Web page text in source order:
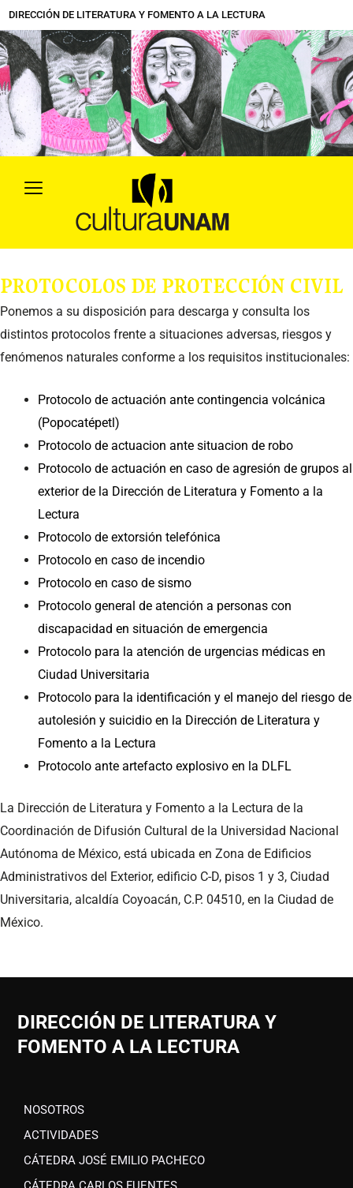
al
contenido
DIRECCIÓN DE LITERATURA Y FOMENTO A LA LECTURA
PROTOCOLOS DE PROTECCIÓN CIVIL
Ponemos a su disposición para descarga y consulta los
distintos protocolos frente a situaciones adversas, riesgos y
fenómenos naturales conforme a los requisitos institucionales:
Protocolo de actuación ante contingencia volcánica
(Popocatépetl)
Protocolo de actuacion ante situacion de robo
Protocolo de actuación en caso de agresión de grupos al
exterior de la Dirección de Literatura y Fomento a la
Lectura
Protocolo de extorsión telefónica
Protocolo en caso de incendio
Protocolo en caso de sismo
Protocolo general de atención a personas con
discapacidad en situación de emergencia
Protocolo para la atención de urgencias médicas en
Ciudad Universitaria
Protocolo para la identificación y el manejo del riesgo de
autolesión y suicidio en la Dirección de Literatura y
Fomento a la Lectura
Protocolo ante artefacto explosivo en la DLFL
La Dirección de Literatura y Fomento a la Lectura de la
Coordinación de Difusión Cultural de la Universidad Nacional
Autónoma de México, está ubicada en Zona de Edificios
Administrativos del Exterior, edificio C-D, pisos 1 y 3, Ciudad
Universitaria, alcaldía Coyoacán, C.P. 04510, en la Ciudad de
México.
DIRECCIÓN DE LITERATURA Y
FOMENTO A LA LECTURA
NOSOTROS
ACTIVIDADES
CÁTEDRA JOSÉ EMILIO PACHECO